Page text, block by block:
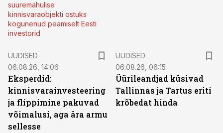
suuremahulise
kinnisvaraobjekti ostuks
kogunenud peamiselt Eesti
investorid
UUDISED
06.08.26, 14:06
Eksperdid:
kinnisvarainvesteering
ja flippimine pakuvad
võimalusi, aga ära armu
sellesse
UUDISED
06.08.26, 06:15
Üürileandjad küsivad
Tallinnas ja Tartus eriti
krõbedat hinda